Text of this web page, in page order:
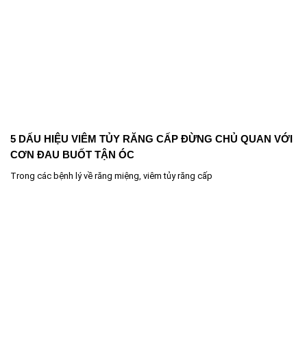
5 DẤU HIỆU VIÊM TỦY RĂNG CẤP ĐỪNG CHỦ QUAN VỚI
CƠN ĐAU BUỐT TẬN ÓC
Trong các bệnh lý về răng miệng, viêm tủy răng cấp